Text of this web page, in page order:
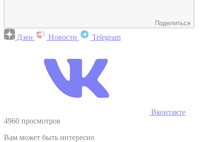
Поделиться
Дзен Новости Telegram
Вконтакте
4960 просмотров
Вам может быть интересно